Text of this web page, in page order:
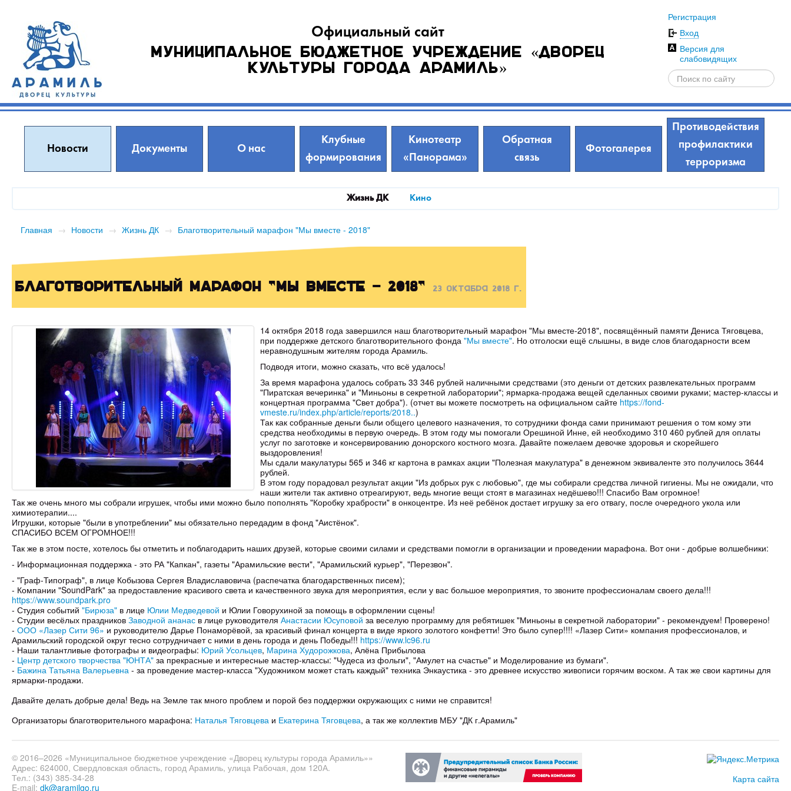
Официальный сайт
Муниципальное бюджетное учреждение «Дворец
культуры города Арамиль»
Регистрация
Вход
Версия для
слабовидящих
Новости Документы О нас
Клубные
формирования
Кинотеатр
«Панорама»
Обратная
связь
Фотогалерея
Противодействия
профилактики
терроризма
Жизнь ДК Кино
Главная → Новости → Жизнь ДК → Благотворительный марафон "Мы вместе - 2018"
Благотворительный марафон "Мы вместе - 2018" 23 октября 2018 г.
14 октября 2018 года завершился наш благотворительный марафон "Мы вместе-2018", посвящённый памяти Дениса Тяговцева,
при поддержке детского благотворительного фонда"Мы вместе". Но отголоски ещё слышны, в виде слов благодарности всем
неравнодушным жителям города Арамиль.
Подводя итоги, можно сказать, что всё удалось!
За время марафона удалось собрать 33 346 рублей наличными средствами (это деньги от детских развлекательных программ
"Пиратская вечеринка" и "Миньоны в секретной лаборатории"; ярмарка-продажа вещей сделанных своими руками; мастер-классы и
концертная программа "Свет добра"). (отчет вы можете посмотреть на официальном сайте https://fond-
vmeste.ru/index.php/article/reports/2018..)
Так как собранные деньги были общего целевого назначения, то сотрудники фонда сами принимают решения о том кому эти
средства необходимы в первую очередь. В этом году мы помогали Орешиной Инне, ей необходимо 310 460 рублей для оплаты
услуг по заготовке и консервированию донорского костного мозга. Давайте пожелаем девочке здоровья и скорейшего
выздоровления!
Мы сдали макулатуры 565 и 346 кг картона в рамках акции "Полезная макулатура" в денежном эквиваленте это получилось 3644
рублей.
В этом году порадовал результат акции "Из добрых рук с любовью", где мы собирали средства личной гигиены. Мы не ожидали, что
наши жители так активно отреагируют, ведь многие вещи стоят в магазинах недёшево!!! Спасибо Вам огромное!
Так же очень много мы собрали игрушек, чтобы ими можно было пополнять "Коробку храбрости" в онкоцентре. Из неё ребёнок достает игрушку за его отвагу, после очередного укола или
химиотерапии....
Игрушки, которые "были в употреблении" мы обязательно передадим в фонд "Аистёнок".
СПАСИБО ВСЕМ ОГРОМНОЕ!!!
Так же в этом посте, хотелось бы отметить и поблагодарить наших друзей, которые своими силами и средствами помогли в организации и проведении марафона. Вот они - добрые волшебники:
- Информационная поддержка - это РА "Капкан", газеты "Арамильские вести", "Арамильский курьер", "Перезвон".
- "Граф-Типограф", в лице Кобызова Сергея Владиславовича (распечатка благодарственных писем);
- Компании "SoundPark" за предоставление красивого света и качественного звука для мероприятия, если у вас большое мероприятия, то звоните профессионалам своего дела!!!
https://www.soundpark.pro
- Студия событий "Бирюза" в лице Юлии Медведевой и Юлии Говорухиной за помощь в оформлении сцены!
- Студии весёлых праздников Заводной ананас в лице руководителя Анастасии Юсуповой за веселую программу для ребятишек "Миньоны в секретной лаборатории" - рекомендуем! Проверено!
- ООО «Лазер Сити 96» и руководителю Дарье Понаморёвой, за красивый финал концерта в виде яркого золотого конфетти! Это было супер!!!! «Лазер Сити» компания профессионалов, и
Арамильский городской округ тесно сотрудничает с ними в день города и день Победы!!! https://www.lc96.ru
- Наши талантливые фотографы и видеографы: Юрий Усольцев, Марина Худорожкова, Алёна Прибылова
- Центр детского творчества "ЮНТА" за прекрасные и интересные мастер-классы: "Чудеса из фольги", "Амулет на счастье" и Моделирование из бумаги".
- Бажина Татьяна Валерьевна - за проведение мастер-класса "Художником может стать каждый" техника Энкаустика - это древнее искусство живописи горячим воском. А так же свои картины для
ярмарки-продажи.
Давайте делать добрые дела! Ведь на Земле так много проблем и порой без поддержки окружающих с ними не справится!
Организаторы благотворительного марафона: Наталья Тяговцева и Екатерина Тяговцева, а так же коллектив МБУ "ДК г.Арамиль"
© 2016–2026 «Муниципальное бюджетное учреждение «Дворец культуры города Арамиль»»
Адрес: 624000, Свердловская область, город Арамиль, улица Рабочая, дом 120А.
Тел.: (343) 385-34-28
E-mail: dk@aramilgo.ru
Карта сайта